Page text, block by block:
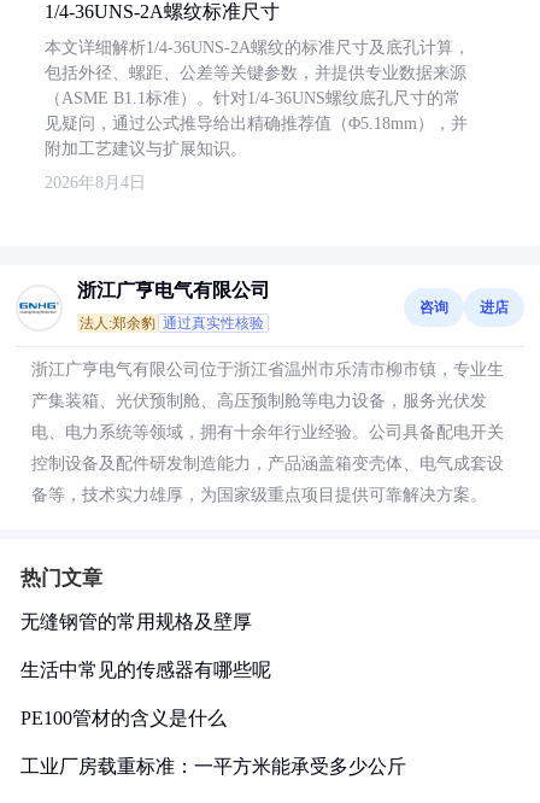
1/4-36UNS-2A螺纹标准尺寸
本文详细解析1/4-36UNS-2A螺纹的标准尺寸及底孔计算，
包括外径、螺距、公差等关键参数，并提供专业数据来源
（ASME B1.1标准）。针对1/4-36UNS螺纹底孔尺寸的常
见疑问，通过公式推导给出精确推荐值（Φ5.18mm），并
附加工艺建议与扩展知识。
2026年8月4日
浙江广亨电气有限公司
法人:郑余豹 通过真实性核验
咨询 进店
浙江广亨电气有限公司位于浙江省温州市乐清市柳市镇，专业生
产集装箱、光伏预制舱、高压预制舱等电力设备，服务光伏发
电、电力系统等领域，拥有十余年行业经验。公司具备配电开关
控制设备及配件研发制造能力，产品涵盖箱变壳体、电气成套设
备等，技术实力雄厚，为国家级重点项目提供可靠解决方案。
热门文章
无缝钢管的常用规格及壁厚
生活中常见的传感器有哪些呢
PE100管材的含义是什么
工业厂房载重标准：一平方米能承受多少公斤